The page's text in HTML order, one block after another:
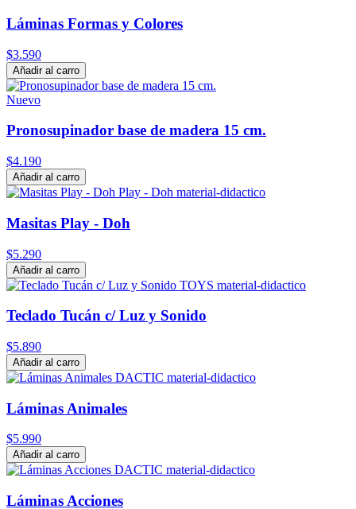
Láminas Formas y Colores
$3.590
Añadir al carro
Nuevo
Pronosupinador base de madera 15 cm.
$4.190
Añadir al carro
Masitas Play - Doh
$5.290
Añadir al carro
Teclado Tucán c/ Luz y Sonido
$5.890
Añadir al carro
Láminas Animales
$5.990
Añadir al carro
Láminas Acciones